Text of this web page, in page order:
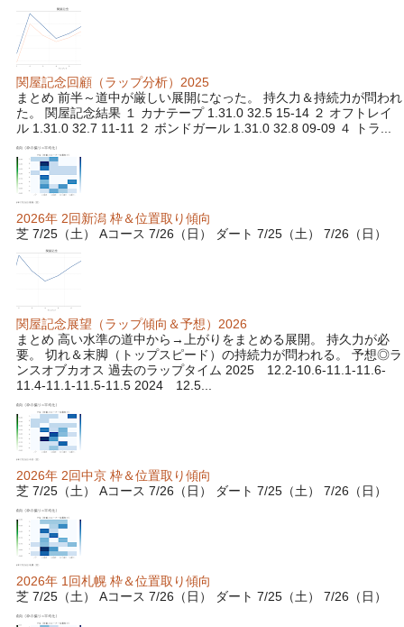
関屋記念回顧（ラップ分析）2025
まとめ 前半～道中が厳しい展開になった。 持久力＆持続力が問われ
た。 関屋記念結果 １ カナテープ 1.31.0 32.5 15-14 ２ オフトレイ
ル 1.31.0 32.7 11-11 ２ ボンドガール 1.31.0 32.8 09-09 ４ トラ...
2026年 2回新潟 枠＆位置取り傾向
芝 7/25（土） Aコース 7/26（日） ダート 7/25（土） 7/26（日）
関屋記念展望（ラップ傾向＆予想）2026
まとめ 高い水準の道中から→上がりをまとめる展開。 持久力が必
要。 切れ＆末脚（トップスピード）の持続力が問われる。 予想◎ラ
ンスオブカオス 過去のラップタイム 2025 12.2-10.6-11.1-11.6-
11.4-11.1-11.5-11.5 2024 12.5...
2026年 2回中京 枠＆位置取り傾向
芝 7/25（土） Aコース 7/26（日） ダート 7/25（土） 7/26（日）
2026年 1回札幌 枠＆位置取り傾向
芝 7/25（土） Aコース 7/26（日） ダート 7/25（土） 7/26（日）